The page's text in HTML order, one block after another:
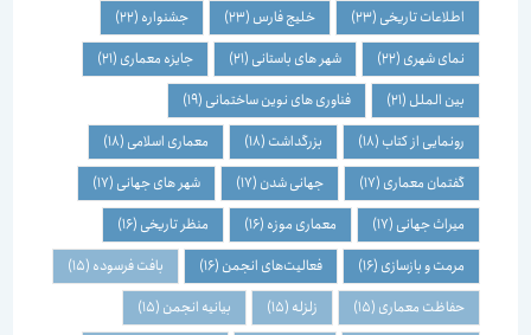
اطلاعات تاریخی(23) خلیج فارس(23) جشنواره(22)
نمای شهری(22) شهر های باستانی(21) جایزه معماری(21)
بین الملل(21) فناوری های نوین ساختمانی(19)
رونمایی از کتاب(18) بزرگداشت(18) معماری اسلامی(18)
گفتمان معماری(17) جهانی شدن(17) شهر های جهانی(17)
میراث جهانی(17) معماری موزه(16) منظر تاریخی(16)
مرمت و بازسازی(16) فعالیت‌های انجمن(16) بافت فرسوده(15)
حفاظت معماری(15) زلزله(15) بیانیه انجمن(15)